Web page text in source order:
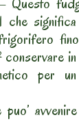
che
conservare
per
puo’